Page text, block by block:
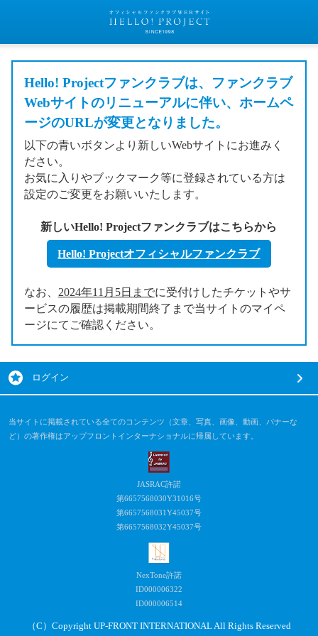
Hello! Projectファンクラブは、ファンクラブ
Webサイトのリニューアルに伴い、ホームペ
ージのURLが変更となりました。
以下の青いボタンより新しいWebサイトにお進みく
ださい。
お気に入りやブックマーク等に登録されている方は
設定のご変更をお願いいたします。
新しいHello! Projectファンクラブはこちらから
Hello! Projectオフィシャルファンクラブ
なお、 2024年11月5日までに受付けしたチケットやサ
ービスの履歴は掲載期間終了まで当サイトのマイペ
ージにてご確認ください。
ログイン
当サイトに掲載されている全てのコンテンツ（文章、写真、画像、動画、バナーな
ど）の著作権はアップフロントインターナショナルに帰属しています。
JASRAC許諾
第6657568030Y31016号
第6657568031Y45037号
第6657568032Y45037号
NexTone許諾
ID000006322
ID000006514
（C）Copyright UP-FRONT INTERNATIONAL All Rights Reserved